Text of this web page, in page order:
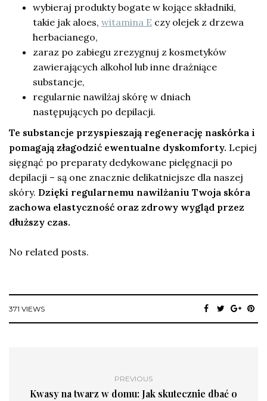
wybieraj produkty bogate w kojące składniki,
takie jak aloes, witamina E czy olejek z drzewa
herbacianego,
zaraz po zabiegu zrezygnuj z kosmetyków
zawierających alkohol lub inne drażniące
substancje,
regularnie nawilżaj skórę w dniach
następujących po depilacji.
Te substancje przyspieszają regenerację naskórka i
pomagają złagodzić ewentualne dyskomforty. Lepiej
sięgnąć po preparaty dedykowane pielęgnacji po
depilacji – są one znacznie delikatniejsze dla naszej
skóry. Dzięki regularnemu nawilżaniu Twoja skóra
zachowa elastyczność oraz zdrowy wygląd przez
dłuższy czas.
No related posts.
371 VIEWS
PREVIOUS
Kwasy na twarz w domu: Jak skutecznie dbać o